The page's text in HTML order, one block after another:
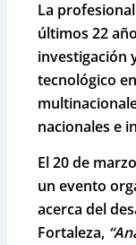
La
últimos 22
investigación
tecnológico
nacionales e
El 20 de
un evento
acerca del
Fortaleza,